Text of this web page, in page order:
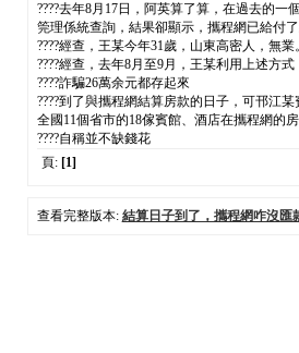
????去年8月17日，阿英算了算，在過去的
筦理係統查詢，結果卻顯示，攜程網已給付
????經查，王某今年31歲，山東高密人，無
????經查，去年8月至9月，王某利用上述方
????詐騙26萬余元都存起來
????到了與攜程網結算房款的日子，可邗江
全國11個省市的18傢賓館、酒店在攜程網的
????自稱並不缺錢花
頁: [1]
查看完整版本: 結算日子到了，攜程網咋沒匯